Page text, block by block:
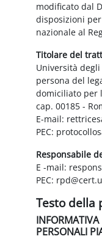
modificato dal
disposizioni
nazionale al
Titolare del
Università degli
persona del
domiciliato per
cap. 00185 -
E-mail:
PEC:
Responsabile
E -mail:
PEC:
Testo della
PERSONALI